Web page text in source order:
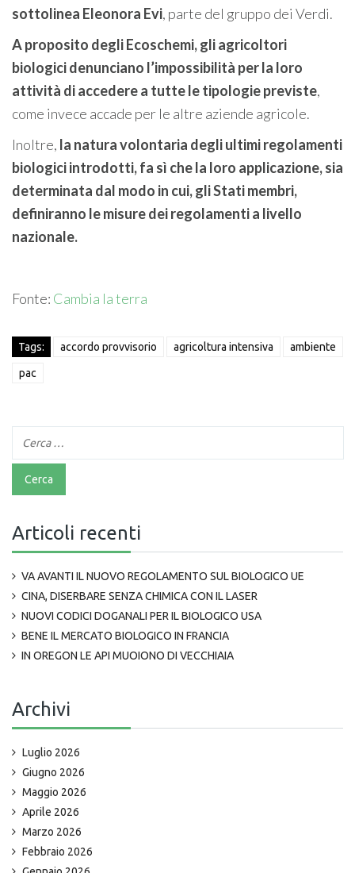
sottolinea Eleonora Evi, parte del gruppo dei Verdi.
A proposito degli Ecoschemi, gli agricoltori
biologici denunciano l’impossibilità per la loro
attività di accedere a tutte le tipologie previste,
come invece accade per le altre aziende agricole.
Inoltre, la natura volontaria degli ultimi regolamenti
biologici introdotti, fa sì che la loro applicazione, sia
determinata dal modo in cui, gli Stati membri,
definiranno le misure dei regolamenti a livello
nazionale.
Fonte: Cambia la terra
Tags: accordo provvisorio agricoltura intensiva ambiente
pac
Articoli recenti
VA AVANTI IL NUOVO REGOLAMENTO SUL BIOLOGICO UE
CINA, DISERBARE SENZA CHIMICA CON IL LASER
NUOVI CODICI DOGANALI PER IL BIOLOGICO USA
BENE IL MERCATO BIOLOGICO IN FRANCIA
IN OREGON LE API MUOIONO DI VECCHIAIA
Archivi
Luglio 2026
Giugno 2026
Maggio 2026
Aprile 2026
Marzo 2026
Febbraio 2026